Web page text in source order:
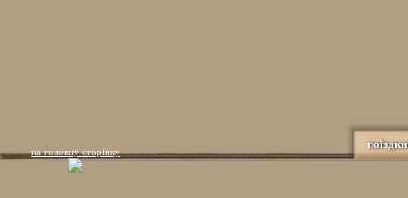
поїздки
на головну сторінку